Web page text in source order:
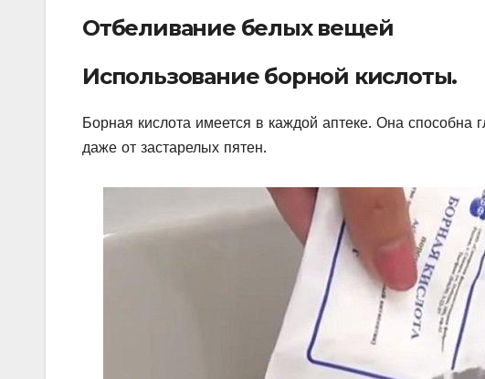
Отбеливание белых вещей
Использование борной кислоты.
Борная кислота имеется в каждой аптеке. Она способна
даже от застарелых пятен.